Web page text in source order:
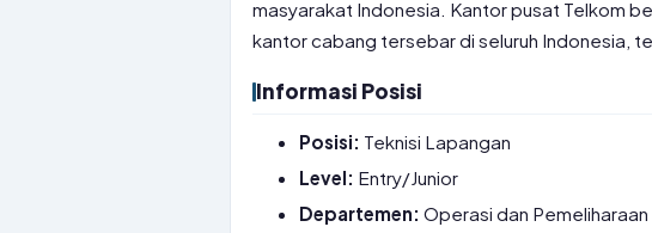
masyarakat Indonesia. Kantor pusat Telkom
kantor cabang tersebar di seluruh Indonesia,
Informasi Posisi
Posisi: Teknisi Lapangan
Level: Entry/Junior
Departemen: Operasi dan Pemeliharaan